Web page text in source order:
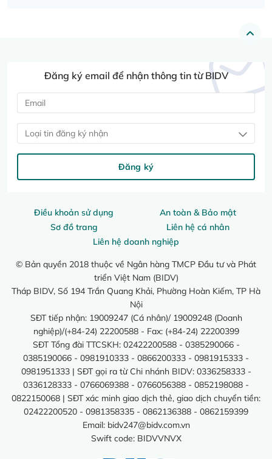
Điều khoản sử dụng
An toàn & Bảo mật
Sơ đồ trang
Liên hệ cá nhân
Liên hệ doanh nghiệp
© Bản quyền 2018 thuộc về Ngân hàng TMCP Đầu tư và Phát
triển Việt Nam (BIDV)
Tháp BIDV, Số 194 Trần Quang Khải, Phường Hoàn Kiếm, TP Hà
Nội
SĐT tiếp nhận: 19009247 (Cá nhân)/ 19009248 (Doanh
nghiệp)/(+84-24) 22200588 - Fax: (+84-24) 22200399
SĐT Tổng đài TTCSKH: 02422200588 - 0385290066 -
0385190066 - 0981910333 - 0866200333 - 0981915333 -
0981951333 | SĐT gọi ra từ Chi nhánh BIDV: 0336258333 -
0336128333 - 0766069388 - 0766056388 - 0852198088 -
0822150068 | SĐT xác minh giao dịch thẻ, giao dịch chuyển tiền:
02422200520 - 0981358335 - 0862136388 - 0862159399
Email: bidv247@bidv.com.vn
Swift code: BIDVVNVX
Đăng ký email để nhận thông tin từ BIDV
Loại tin đăng ký nhận
Đăng ký